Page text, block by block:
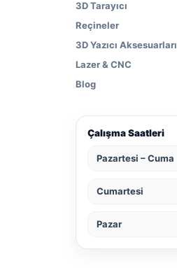
3D Tarayıcı
Reçineler
3D Yazıcı Aksesuarları
Lazer & CNC
Blog
Çalışma Saatleri
Pazartesi – Cuma
Cumartesi
Pazar